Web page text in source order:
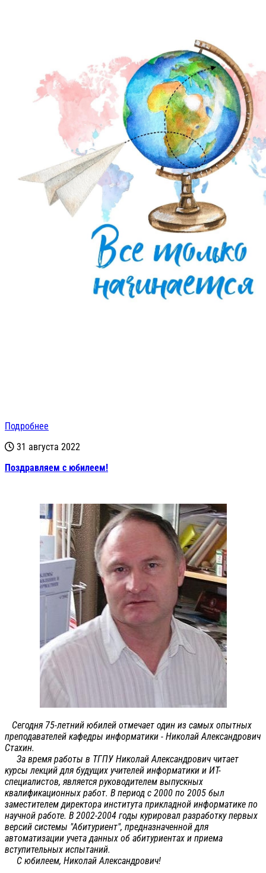
Подробнее
31 августа 2022
Поздравляем с юбилеем!
Сегодня 75-летний юбилей отмечает один из самых опытных
преподавателей кафедры информатики - Николай Александрович
Стахин.
За время работы в ТГПУ Николай Александрович читает
курсы лекций для будущих учителей информатики и ИТ-
специалистов, является руководителем выпускных
квалификационных работ. В период с 2000 по 2005 был
заместителем директора института прикладной информатике по
научной работе. В 2002-2004 годы курировал разработку первых
версий системы "Абитуриент", предназначенной для
автоматизации учета данных об абитуриентах и приема
вступительных испытаний.
С юбилеем, Николай Александрович!